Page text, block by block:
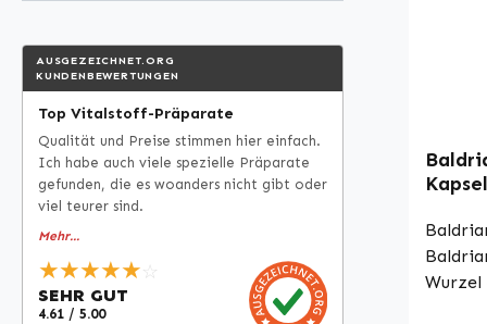
AUSGEZEICHNET.ORG
KUNDENBEWERTUNGEN
Top Vitalstoff-Präparate
Qualität und Preise stimmen hier einfach.
Ich habe auch viele spezielle Präparate
gefunden, die es woanders nicht gibt oder
viel teurer sind.
Mehr...
★★★★★☆
SEHR GUT
4.61 / 5.00
Ohne
Bitte
dürfen